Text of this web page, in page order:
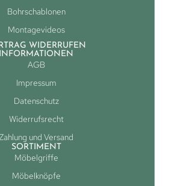
Bohrschablonen
Montagevideos
WIDERRUFEN
INFORMATIONEN
AGB
Impressum
Datenschutz
Widerrufsrecht
und Versand
SORTIMENT
Möbelgriffe
Möbelknöpfe